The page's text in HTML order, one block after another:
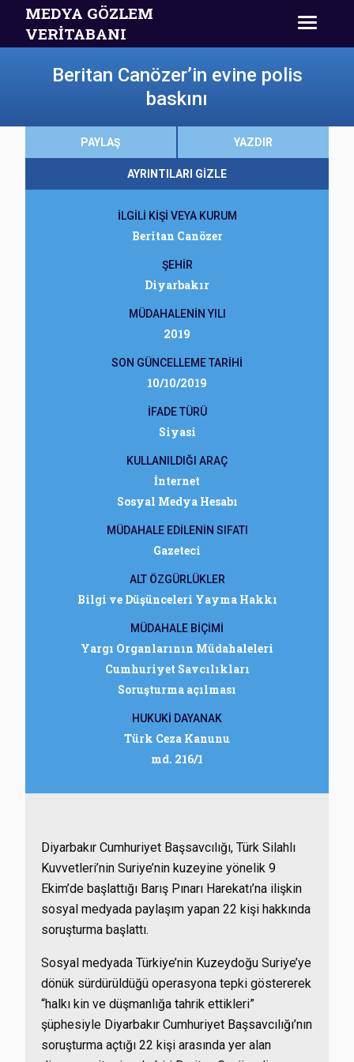
MEDYA GÖZLEM
VERİTABANI
Beritan Canözer’in evine polis
baskını
PAYLAŞ YAZDIR
AYRINTILARI GİZLE
İLGİLİ KİŞİ VEYA KURUM
Beritan Canözer
ŞEHİR
Diyarbakır
MÜDAHALENİN YILI
2019
SON GÜNCELLEME TARİHİ
10/10/2019
İFADE TÜRÜ
Siyasi
KULLANILDIĞI ARAÇ
İnternet
Sosyal Medya Hesabı
MÜDAHALE EDİLENİN SIFATI
Gazeteci
ALT ÖZGÜRLÜKLER
Bilgi ve Düşünceleri Yayma Hakkı
MÜDAHALE BİÇİMİ
Yargı Organlarının Müdahaleleri
Cumhuriyet Savcılıkları
Soruşturma açılması
HUKUKİ DAYANAK
Türk Ceza Kanunu
md. 216/1
Diyarbakır Cumhuriyet Başsavcılığı, Türk Silahlı
Kuvvetleri’nin Suriye’nin kuzeyine yönelik 9
Ekim’de başlattığı Barış Pınarı Harekatı’na ilişkin
sosyal medyada paylaşım yapan 22 kişi hakkında
soruşturma başlattı.
Sosyal medyada Türkiye’nin Kuzeydoğu Suriye’ye
dönük sürdürüldüğü operasyona tepki göstererek
“halkı kin ve düşmanlığa tahrik ettikleri”
şüphesiyle Diyarbakır Cumhuriyet Başsavcılığı’nın
soruşturma açtığı 22 kişi arasında yer alan